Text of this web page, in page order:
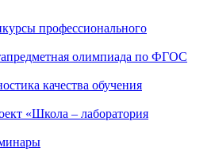
профессионального
олимпиада по ФГОС
качества обучения
«Школа – лаборатория